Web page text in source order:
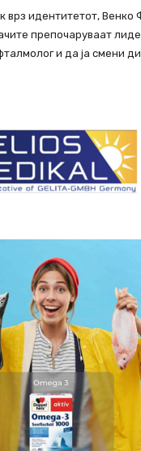
врз идентитетот, Венко
препочаруваат
и да ја смени